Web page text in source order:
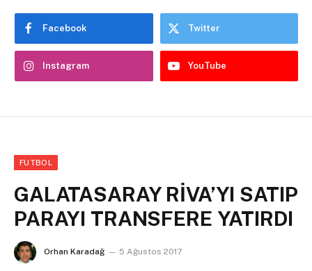
Facebook Twitter
Instagram YouTube
FUTBOL
GALATASARAY RİVA’YI SATIP
PARAYI TRANSFERE YATIRDI
Orhan Karadağ 5 Ağustos 2017